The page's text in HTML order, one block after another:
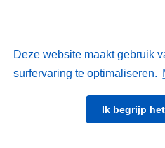
Deze website maakt gebruik
surfervaring te optimaliseren.
Ik begrijp